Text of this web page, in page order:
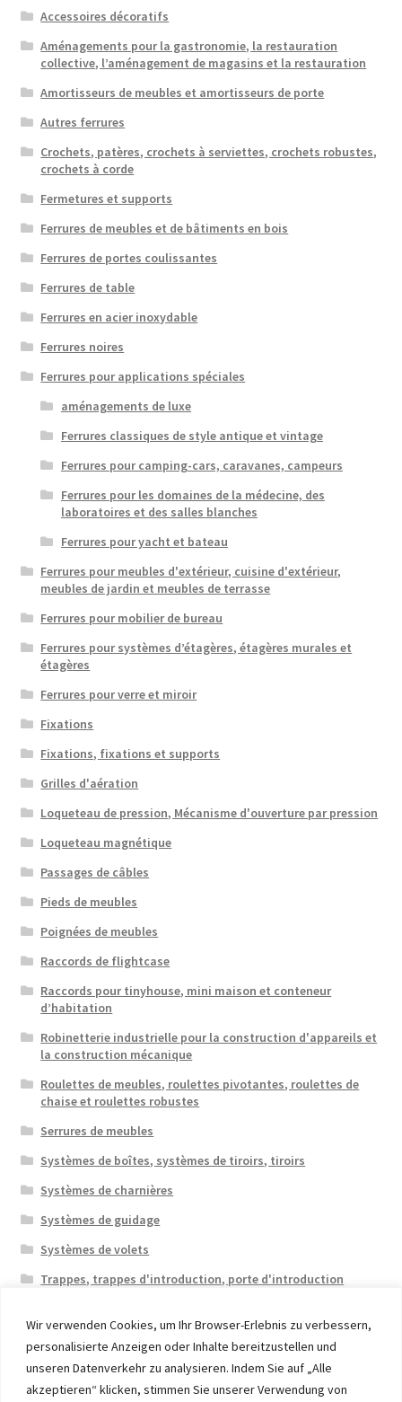
Wir verwenden Cookies, um Ihr Browser-Erlebnis zu verbessern,
personalisierte Anzeigen oder Inhalte bereitzustellen und
unseren Datenverkehr zu analysieren. Indem Sie auf „Alle
akzeptieren“ klicken, stimmen Sie unserer Verwendung von
Accessoires décoratifs
Aménagements pour la gastronomie, la restauration
collective, l’aménagement de magasins et la restauration
Amortisseurs de meubles et amortisseurs de porte
Autres ferrures
Crochets, patères, crochets à serviettes, crochets robustes,
crochets à corde
Fermetures et supports
Ferrures de meubles et de bâtiments en bois
Ferrures de portes coulissantes
Ferrures de table
Ferrures en acier inoxydable
Ferrures noires
Ferrures pour applications spéciales
aménagements de luxe
Ferrures classiques de style antique et vintage
Ferrures pour camping-cars, caravanes, campeurs
Ferrures pour les domaines de la médecine, des
laboratoires et des salles blanches
Ferrures pour yacht et bateau
Ferrures pour meubles d'extérieur, cuisine d'extérieur,
meubles de jardin et meubles de terrasse
Ferrures pour mobilier de bureau
Ferrures pour systèmes d’étagères, étagères murales et
étagères
Ferrures pour verre et miroir
Fixations
Fixations, fixations et supports
Grilles d'aération
Loqueteau de pression, Mécanisme d'ouverture par pression
Loqueteau magnétique
Passages de câbles
Pieds de meubles
Poignées de meubles
Raccords de flightcase
Raccords pour tinyhouse, mini maison et conteneur
d’habitation
Robinetterie industrielle pour la construction d'appareils et
la construction mécanique
Roulettes de meubles, roulettes pivotantes, roulettes de
chaise et roulettes robustes
Serrures de meubles
Systèmes de boîtes, systèmes de tiroirs, tiroirs
Systèmes de charnières
Systèmes de guidage
Systèmes de volets
Trappes, trappes d'introduction, porte d'introduction